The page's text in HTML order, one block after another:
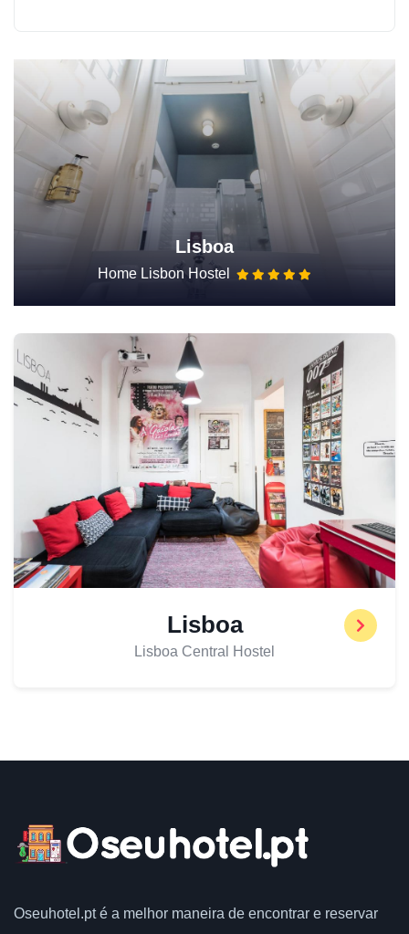
Lisboa
Home Lisbon Hostel
Lisboa
Lisboa Central Hostel
Oseuhotel.pt é a melhor maneira de encontrar e reservar